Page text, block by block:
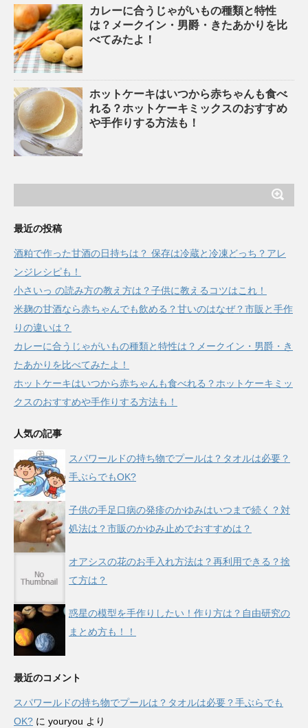
カレーに合うじゃがいもの種類と特性
は？メークイン・男爵・きたあかりを比
べてみたよ！
ホットケーキはいつから赤ちゃんも食べ
れる？ホットケーキミックスのおすすめ
や手作りする方法も！
最近の投稿
酒粕で作った甘酒の日持ちは？ 保存は冷蔵と冷凍どっち？アレ
ンジレシピも！
小さいっ の読み方の教え方は？子供に教えるコツはこれ！
米麹の甘酒なら赤ちゃんでも飲める？甘いのはなぜ？市販と手作
りの違いは？
カレーに合うじゃがいもの種類と特性は？メークイン・男爵・き
たあかりを比べてみたよ！
ホットケーキはいつから赤ちゃんも食べれる？ホットケーキミッ
クスのおすすめや手作りする方法も！
人気の記事
スパワールドの持ち物でプールは？タオルは必要？
手ぶらでもOK?
子供の手足口病の発疹のかゆみはいつまで続く？対
処法は？市販のかゆみ止めでおすすめは？
オアシスの花のお手入れ方法は？再利用できる？捨
て方は？
惑星の模型を手作りしたい！作り方は？自由研究の
まとめ方も！！
最近のコメント
スパワールドの持ち物でプールは？タオルは必要？手ぶらでも
OK? に youryou より